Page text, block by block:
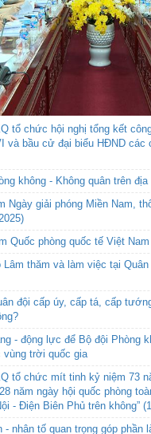
tổ chức hội nghị tổng kết
và bầu cử đại biểu HĐND các
không - Không quân trên
Ngày giải phóng Miền Nam,
Quốc phòng quốc tế Việt
thăm và làm việc tại Quân
đội cấp úy, cấp tá, cấp
- động lực để Bộ đội Phòng
vùng trời quốc gia
tổ chức mít tinh kỷ niệm 73
năm ngày hội quốc phòng
- Điện Biên Phủ trên không”
- nhân tố quan trọng góp phần